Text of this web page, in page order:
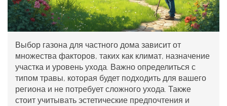
Выбор газона для частного дома зависит от
множества факторов, таких как климат, назначение
участка и уровень ухода. Важно определиться с
типом травы, которая будет подходить для вашего
региона и не потребует сложного ухода. Также
стоит учитывать эстетические предпочтения и